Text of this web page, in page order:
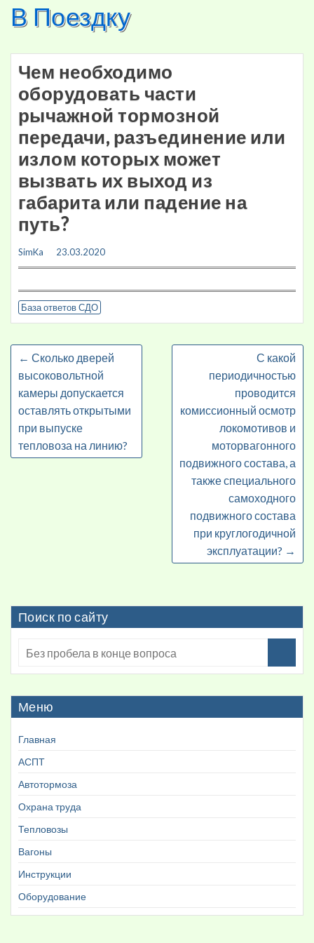
SkipВ Поездку
Чем необходимо
оборудовать части
рычажной тормозной
передачи, разъединение или
излом которых может
вызвать их выход из
габарита или падение на
путь?
SimKa 23.03.2020
База ответов СДО
← Сколько дверей
высоковольтной
камеры допускается
оставлять открытыми
при выпуске
тепловоза на линию?
С какой
периодичностью
проводится
комиссионный осмотр
локомотивов и
моторвагонного
подвижного состава, а
также специального
самоходного
подвижного состава
при круглогодичной
эксплуатации? →
Поиск по сайту
Меню
Главная
АСПТ
Автотормоза
Охрана труда
Тепловозы
Вагоны
Инструкции
Оборудование